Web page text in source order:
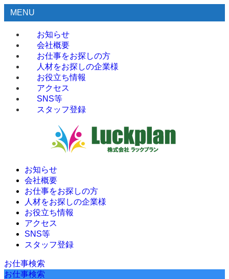
MENU
お知らせ
会社概要
お仕事をお探しの方
人材をお探しの企業様
お役立ち情報
アクセス
SNS等
スタッフ登録
お知らせ
会社概要
お仕事をお探しの方
人材をお探しの企業様
お役立ち情報
アクセス
SNS等
スタッフ登録
お仕事検索
お仕事検索